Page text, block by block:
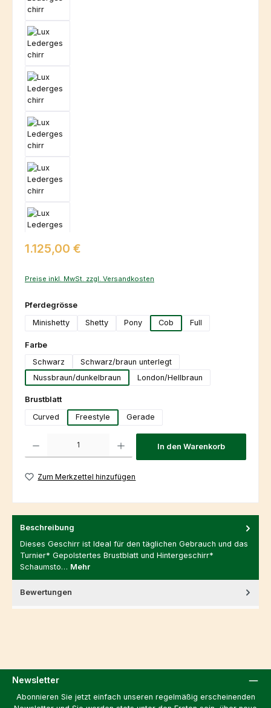
Regulärer Preis:
1.125,00 €
Preise inkl. MwSt. zzgl. Versandkosten
Pferdegrösseauswählen
Minishetty
Shetty Pony Cob Full
Farbeauswählen
Schwarz
Schwarz/braun unterlegt
Nussbraun/dunkelbraun
London/Hellbraun
Brustblattauswählen
Curved
Freestyle Gerade
Produkt Anzahl: Gib den gewünschten Wert ein oder benutze die
In den Warenkorb
Zum Merkzettel hinzufügen
Beschreibung
Dieses Geschirr ist Ideal für den täglichen Gebrauch und das
Turnier* Gepolstertes Brustblatt und Hintergeschirr*
Schaumsto… Mehr
Bewertungen
Newsletter
Abonnieren Sie jetzt einfach unseren regelmäßig erscheinenden